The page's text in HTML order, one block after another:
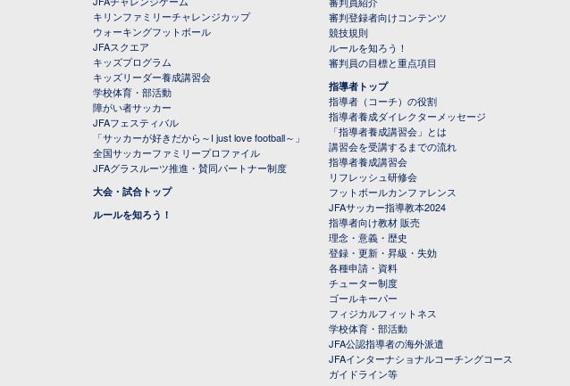
キリンファミリーチャレンジカップ
ウォーキングフットボール
JFAスクエア
キッズプログラム
キッズリーダー養成講習会
学校体育・部活動
障がい者サッカー
JFAフェスティバル
「サッカーが好きだから～I just love football～」
全国サッカーファミリープロファイル
JFAグラスルーツ推進・賛同パートナー制度
大会・試合トップ
ルールを知ろう！
審判登録者向けコンテンツ
競技規則
ルールを知ろう！
審判員の目標と重点項目
指導者トップ
指導者（コーチ）の役割
指導者養成ダイレクターメッセージ
「指導者養成講習会」とは
講習会を受講するまでの流れ
指導者養成講習会
リフレッシュ研修会
フットボールカンファレンス
JFAサッカー指導教本2024
指導者向け教材 販売
理念・意義・歴史
登録・更新・昇級・失効
各種申請・資料
チューター制度
ゴールキーパー
フィジカルフィットネス
学校体育・部活動
JFA公認指導者の海外派遣
JFAインターナショナルコーチングコース
ガイドライン等